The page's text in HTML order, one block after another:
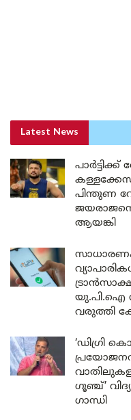
Latest News
പാർട്ടിക്ക്
പിന്തുണ
ആയങ്കി
യു.പി.ഐ
വരുത്തി
‘ഡിഗ്രി
ഗൂഞ്ച്’
ഗാന്ധി